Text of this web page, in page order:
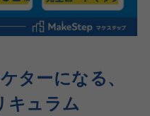
ターになる、
キュラム